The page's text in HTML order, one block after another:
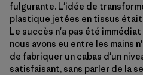
fulgurante. L'idée de
plastique jetées en tissus
Le succès n'a pas été
nous avons eu entre les mains
de fabriquer un cabas d'un
satisfaisant, sans parler de la